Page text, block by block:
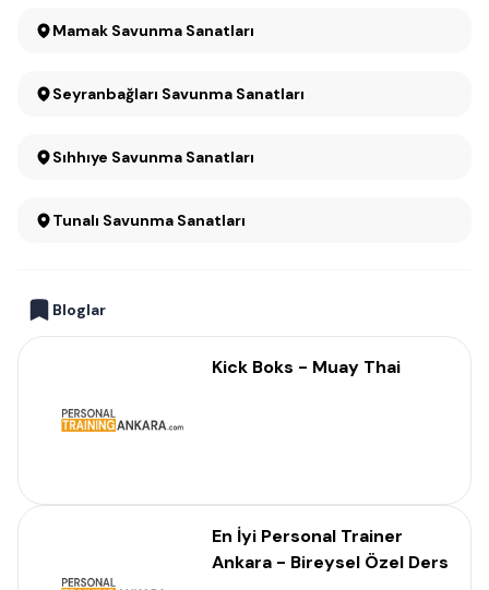
Mamak Savunma Sanatları
Seyranbağları Savunma Sanatları
Sıhhıye Savunma Sanatları
Tunalı Savunma Sanatları
Bloglar
Kick Boks - Muay Thai
En İyi Personal Trainer
Ankara - Bireysel Özel Ders